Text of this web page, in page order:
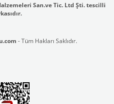
San.ve Tic. Ltd Şti. tescilli
- Tüm Hakları Saklıdır.